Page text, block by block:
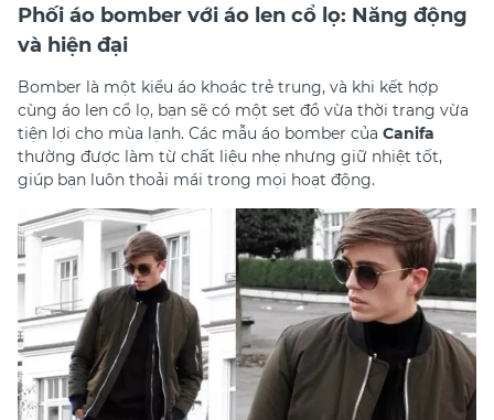
Phối áo bomber với áo len cổ lọ: Năng động
và hiện đại
Bomber là một kiểu áo khoác trẻ trung, và khi kết hợp
cùng áo len cổ lọ, bạn sẽ có một set đồ vừa thời trang vừa
tiện lợi cho mùa lạnh. Các mẫu áo bomber của Canifa
thường được làm từ chất liệu nhẹ nhưng giữ nhiệt tốt,
giúp bạn luôn thoải mái trong mọi hoạt động.